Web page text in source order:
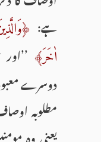
ہے:
اٰخَرَ﴾
دوسرے
مطلوبہ
یعنی وہ